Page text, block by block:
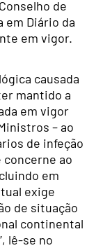
de
Diário da
em vigor.
causada
mantido a
em vigor
– ao
de infeção
concerne ao
em
exige
de situação
continental
lê-se no